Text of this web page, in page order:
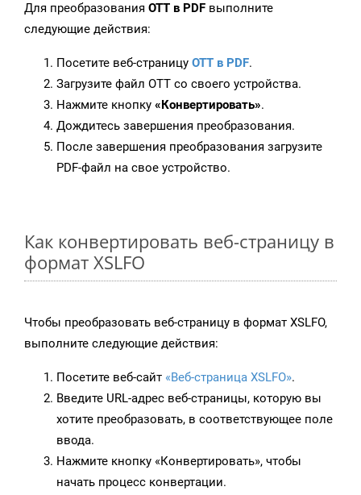
Для преобразования OTT в PDF выполните
следующие действия:
Посетите веб-страницу OTT в PDF.
Загрузите файл OTT со своего устройства.
Нажмите кнопку «Конвертировать».
Дождитесь завершения преобразования.
После завершения преобразования загрузите
PDF-файл на свое устройство.
Как конвертировать веб-страницу в
формат XSLFO
Чтобы преобразовать веб-страницу в формат XSLFO,
выполните следующие действия:
Посетите веб-сайт «Веб-страница XSLFO».
Введите URL-адрес веб-страницы, которую вы
хотите преобразовать, в соответствующее поле
ввода.
Нажмите кнопку «Конвертировать», чтобы
начать процесс конвертации.